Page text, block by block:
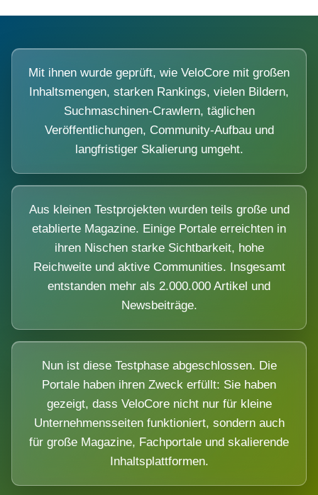
Mit ihnen wurde geprüft, wie VeloCore mit großen
Inhaltsmengen, starken Rankings, vielen Bildern,
Suchmaschinen-Crawlern, täglichen
Veröffentlichungen, Community-Aufbau und
langfristiger Skalierung umgeht.
Aus kleinen Testprojekten wurden teils große und
etablierte Magazine. Einige Portale erreichten in
ihren Nischen starke Sichtbarkeit, hohe
Reichweite und aktive Communities. Insgesamt
entstanden mehr als 2.000.000 Artikel und
Newsbeiträge.
Nun ist diese Testphase abgeschlossen. Die
Portale haben ihren Zweck erfüllt: Sie haben
gezeigt, dass VeloCore nicht nur für kleine
Unternehmensseiten funktioniert, sondern auch
für große Magazine, Fachportale und skalierende
Inhaltsplattformen.